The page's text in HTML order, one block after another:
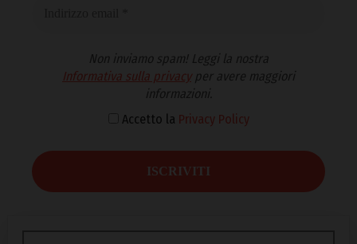
Non inviamo spam! Leggi la nostra
Informativa sulla privacyper avere maggiori
informazioni.
Accetto la Privacy Policy